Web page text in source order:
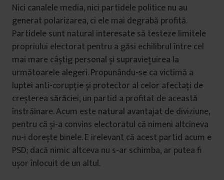
Nici canalele media, nici partidele politice nu au
generat polarizarea, ci ele mai degrabă profită.
Partidele sunt natural interesate să testeze limitele
propriului electorat pentru a găsi echilibrul între cel
mai mare câștig personal și supraviețuirea la
următoarele alegeri. Propunându-se ca victimă a
luptei anti-corupție și protector al celor afectați de
creșterea sărăciei, un partid a profitat de această
înstrăinare. Acum este natural avantajat de diviziune,
pentru că și-a convins electoratul că nimeni altcineva
nu-i dorește binele. E irelevant că acest partid acum e
PSD; dacă nimic altceva nu s-ar schimba, ar putea fi
ușor înlocuit de un altul.